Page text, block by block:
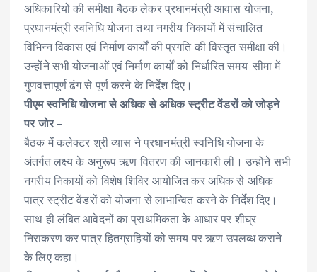
अधिकारियों की समीक्षा बैठक लेकर प्रधानमंत्री आवास योजना,
प्रधानमंत्री स्वनिधि योजना तथा नगरीय निकायों में संचालित
विभिन्न विकास एवं निर्माण कार्यों की प्रगति की विस्तृत समीक्षा की।
उन्होंने सभी योजनाओं एवं निर्माण कार्यों को निर्धारित समय-सीमा में
गुणवत्तापूर्ण ढंग से पूर्ण करने के निर्देश दिए।
पीएम स्वनिधि योजना से अधिक से अधिक स्ट्रीट वेंडरों को जोड़ने
पर जोर –
बैठक में कलेक्टर श्री व्यास ने प्रधानमंत्री स्वनिधि योजना के
अंतर्गत लक्ष्य के अनुरूप ऋण वितरण की जानकारी ली। उन्होंने सभी
नगरीय निकायों को विशेष शिविर आयोजित कर अधिक से अधिक
पात्र स्ट्रीट वेंडरों को योजना से लाभान्वित करने के निर्देश दिए।
साथ ही लंबित आवेदनों का प्राथमिकता के आधार पर शीघ्र
निराकरण कर पात्र हितग्राहियों को समय पर ऋण उपलब्ध कराने
के लिए कहा।